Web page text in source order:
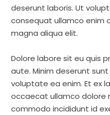
deserunt laboris. Ut
consequat ullamco enim
magna aliqua elit.
Dolore labore sit eu quis
aute. Minim deserunt
voluptate ea enim. Et ex
occaecat ullamco dolore
commodo incididunt id